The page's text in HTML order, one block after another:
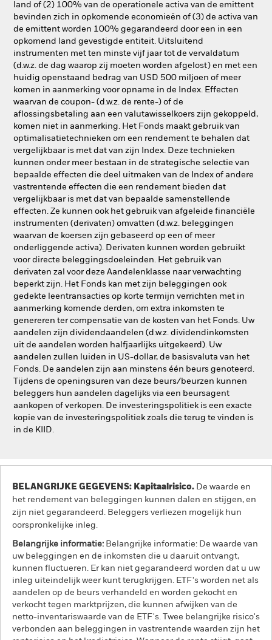
land of (2) 100% van de operationele activa van de emittent
bevinden zich in opkomende economieën of (3) de activa van
de emittent worden 100% gegarandeerd door een in een
opkomend land gevestigde entiteit. Uitsluitend
instrumenten met ten minste vijf jaar tot de vervaldatum
(d.w.z. de dag waarop zij moeten worden afgelost) en met een
huidig openstaand bedrag van USD 500 miljoen of meer
komen in aanmerking voor opname in de Index. Effecten
waarvan de coupon- (d.w.z. de rente-) of de
aflossingsbetaling aan een valutawisselkoers zijn gekoppeld,
komen niet in aanmerking. Het Fonds maakt gebruik van
optimalisatietechnieken om een rendement te behalen dat
vergelijkbaar is met dat van zijn Index. Deze technieken
kunnen onder meer bestaan in de strategische selectie van
bepaalde effecten die deel uitmaken van de Index of andere
vastrentende effecten die een rendement bieden dat
vergelijkbaar is met dat van bepaalde samenstellende
effecten. Ze kunnen ook het gebruik van afgeleide financiële
instrumenten (derivaten) omvatten (d.w.z. beleggingen
waarvan de koersen zijn gebaseerd op een of meer
onderliggende activa). Derivaten kunnen worden gebruikt
voor directe beleggingsdoeleinden. Het gebruik van
derivaten zal voor deze Aandelenklasse naar verwachting
beperkt zijn. Het Fonds kan met zijn beleggingen ook
gedekte leentransacties op korte termijn verrichten met in
aanmerking komende derden, om extra inkomsten te
genereren ter compensatie van de kosten van het Fonds. Uw
aandelen zijn dividendaandelen (d.w.z. dividendinkomsten
uit de aandelen worden halfjaarlijks uitgekeerd). Uw
aandelen zullen luiden in US-dollar, de basisvaluta van het
Fonds. De aandelen zijn aan minstens één beurs genoteerd.
Tijdens de openingsuren van deze beurs/beurzen kunnen
beleggers hun aandelen dagelijks via een beursagent
aankopen of verkopen. De investeringspolitiek is een exacte
kopie van de investeringspolitiek zoals die terug te vinden is
in de KIID.
BELANGRIJKE GEGEVENS: Kapitaalrisico. De waarde en
het rendement van beleggingen kunnen dalen en stijgen, en
zijn niet gegarandeerd. Beleggers verliezen mogelijk hun
oorspronkelijke inleg.
Belangrijke informatie: Belangrijke informatie: De waarde van
uw beleggingen en de inkomsten die u daaruit ontvangt,
kunnen fluctueren. Er kan niet gegarandeerd worden dat u uw
inleg uiteindelijk weer kunt terugkrijgen. ETF's worden net als
aandelen op de beurs verhandeld en worden gekocht en
verkocht tegen marktprijzen, die kunnen afwijken van de
netto-inventariswaarde van de ETF's. Twee belangrijke risico's
verbonden aan beleggingen in vastrentende waarden zijn het